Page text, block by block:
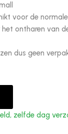
voor de
ontharen van
dus geen
zelfde dag